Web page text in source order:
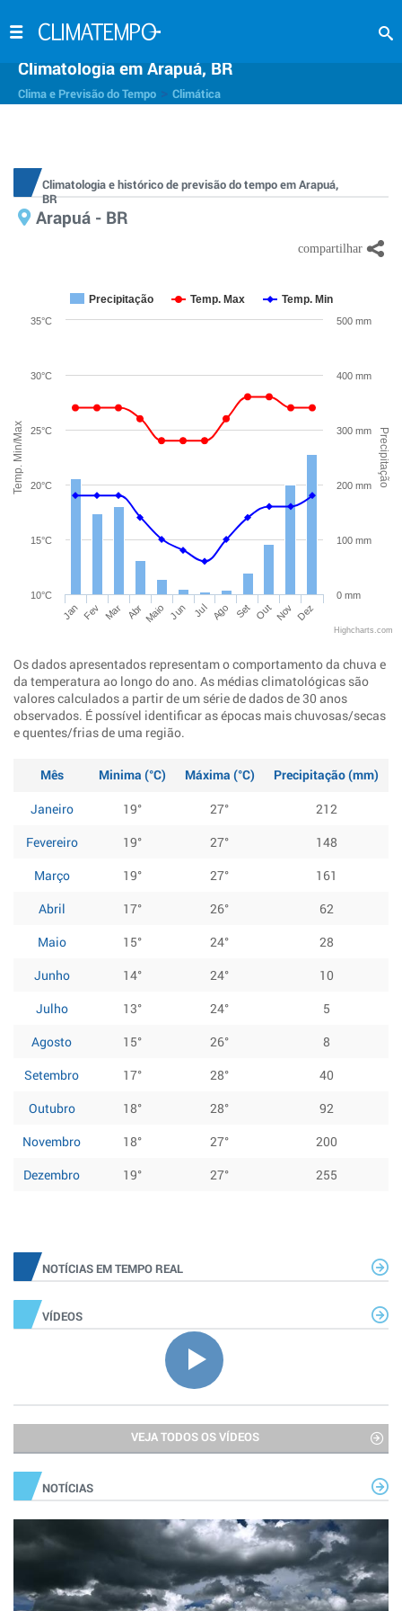
Climatologia em Arapuá, BR
Clima e Previsão do Tempo Climática
Climatologia e histórico de previsão do tempo em Arapuá,
BR
Arapuá - BR
Temp. Min/Max Precipitação
Precipitação Temp. Max Temp. Min
Jan Fev Mar Abr Maio Jun Jul Ago Set Out Nov Dez
10°C
15°C
20°C
25°C
30°C
35°C
0 mm
100 mm
200 mm
300 mm
400 mm
500 mm
Highcharts.com
Os dados apresentados representam o comportamento da chuva e
da temperatura ao longo do ano. As médias climatológicas são
valores calculados a partir de um série de dados de 30 anos
observados. É possível identificar as épocas mais chuvosas/secas
e quentes/frias de uma região.
Mês Minima (°C) Máxima (°C)
Precipitação (mm)
Janeiro
19° 27°
212
Fevereiro
19° 27°
148
Março
19° 27°
161
Abril
17° 26°
62
Maio
15° 24°
28
Junho
14° 24°
10
Julho
13° 24°
5
Agosto
15° 26°
8
Setembro
17° 28°
40
Outubro
18° 28°
92
Novembro
18° 27°
200
Dezembro
19° 27° 255
NOTÍCIAS EM TEMPO REAL
VÍDEOS
VEJA TODOS OS VÍDEOS
NOTÍCIAS